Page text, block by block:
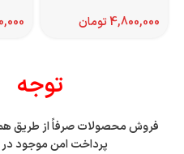
تومان
فروش محصولات صرفاً از طریق
پرداخت امن موجود